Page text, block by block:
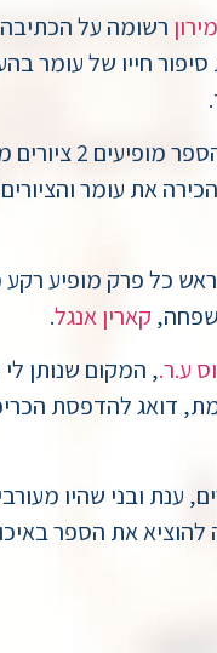
רשומה על
חייו של עומר
ציורים מרהיבים של
את עומר
כל פרק מופיע רקע
קארין אנגל.
ע.ר., המקום שנותן
דואג להדפסת
ענת ובני שהיו
את הספר